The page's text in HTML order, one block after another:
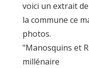
voici un extrait
la commune ce
photos.
"Manosquins et
millénaire